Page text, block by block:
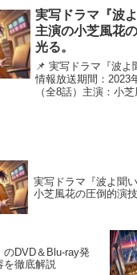
する直感的な感覚」
ら...
実写ドラマ『波
主演の小芝風花
光る。
📌 実写ドラマ『波よ
情報放送期間：2023
（全8話）主演：小
実写ドラマ『波よ聞
小芝風花の圧倒的演技
のDVD＆Blu-ray発
を徹底解説